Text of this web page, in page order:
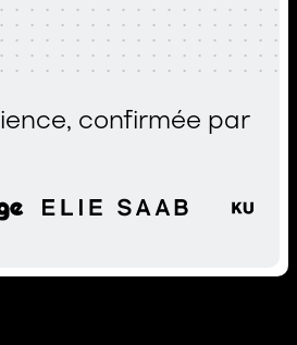
confirmée par